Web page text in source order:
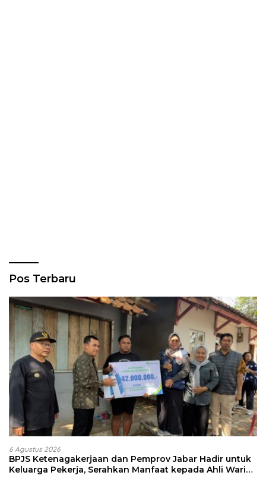
Pos Terbaru
6 Agustus 2026
BPJS Ketenagakerjaan dan Pemprov Jabar Hadir untuk
Keluarga Pekerja, Serahkan Manfaat kepada Ahli Waris